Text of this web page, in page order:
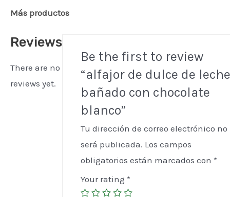
blanco
Más productos
Reviews
There are no
reviews yet.
Be the first to review
“alfajor de dulce de leche
bañado con chocolate
blanco”
Tu dirección de correo electrónico no
será publicada. Los campos
obligatorios están marcados con *
Your rating *